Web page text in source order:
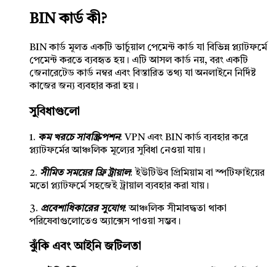
BIN কার্ড কী?
BIN কার্ড মূলত একটি ভার্চুয়াল পেমেন্ট কার্ড যা বিভিন্ন প্ল্যাটফর্মে
পেমেন্ট করতে ব্যবহৃত হয়। এটি আসল কার্ড নয়, বরং একটি
জেনারেটেড কার্ড নম্বর এবং বিস্তারিত তথ্য যা অনলাইনে নির্দিষ্ট
কাজের জন্য ব্যবহার করা হয়।
সুবিধাগুলো
1. কম খরচে সাবস্ক্রিপশন: VPN এবং BIN কার্ড ব্যবহার করে
প্ল্যাটফর্মের আঞ্চলিক মূল্যের সুবিধা নেওয়া যায়।
2. সীমিত সময়ের ফ্রি ট্রায়াল: ইউটিউব প্রিমিয়াম বা স্পটিফাইয়ের
মতো প্ল্যাটফর্মে সহজেই ট্রায়াল ব্যবহার করা যায়।
3. প্রবেশাধিকারের সুযোগ: আঞ্চলিক সীমাবদ্ধতা থাকা
পরিষেবাগুলোতেও অ্যাক্সেস পাওয়া সম্ভব।
ঝুঁকি এবং আইনি জটিলতা